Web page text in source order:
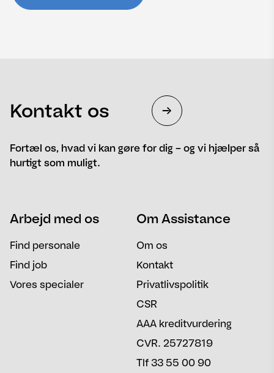
Kontakt os
Fortæl os, hvad vi kan gøre for dig – og vi hjælper så
hurtigt som muligt.
Email Besked
Arbejd med os
Find personale
Find job
Vores specialer
Om Assistance
Om os
Kontakt
Privatlivspolitik
CSR
AAA kreditvurdering
CVR. 25727819
Tlf 33 55 00 90